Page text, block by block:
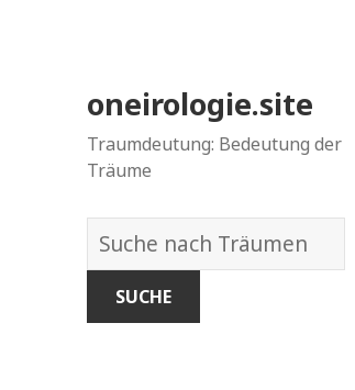
oneirologie.site
Traumdeutung: Bedeutung der
Träume
Wörterbuch
der
Träume: